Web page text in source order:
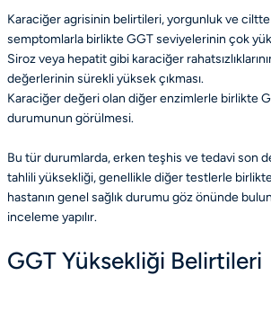
Karaciğer agrisinin belirtileri, yorgunluk ve
semptomlarla birlikte GGT seviyelerinin çok
Siroz veya hepatit gibi karaciğer
değerlerinin sürekli yüksek çıkması.
Karaciğer değeri olan diğer enzimlerle birlikte
durumunun görülmesi.
Bu tür durumlarda, erken teşhis ve tedavi son
tahlili yüksekliği, genellikle diğer testlerle
hastanın genel sağlık durumu göz önünde
inceleme yapılır.
GGT Yüksekliği Belirtileri